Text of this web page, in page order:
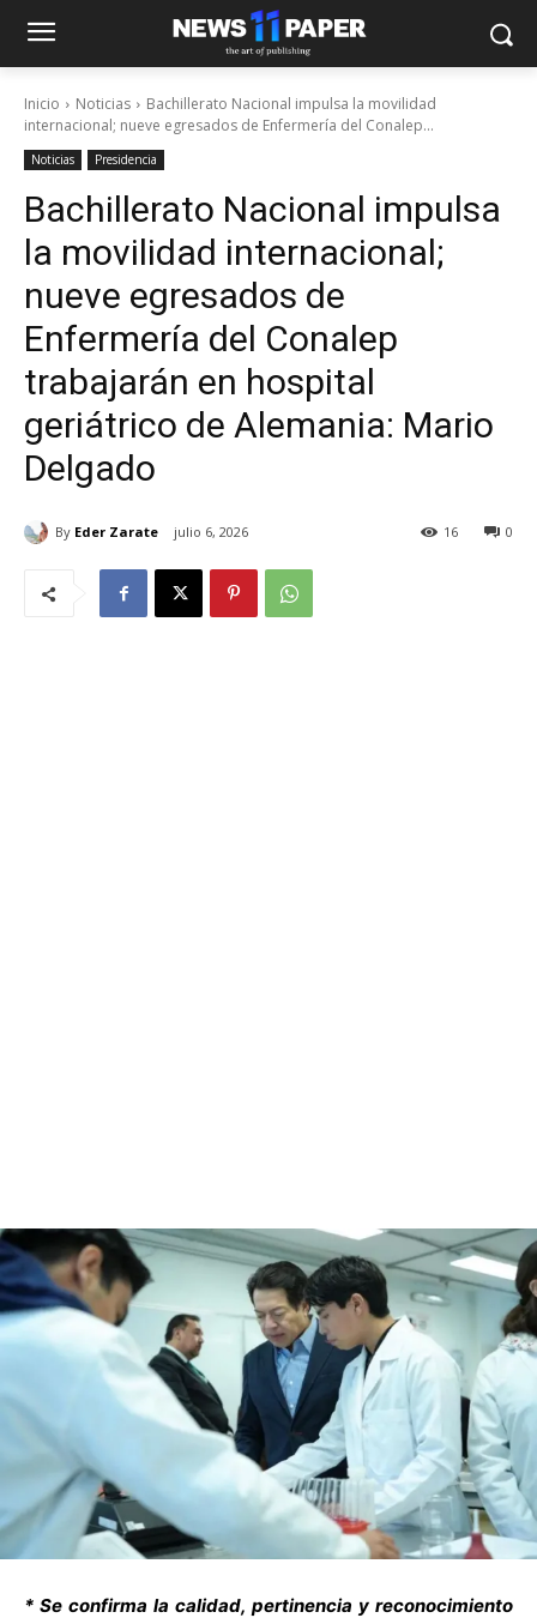
Inicio Noticias
Bachillerato Nacional impulsa la movilidad
internacional; nueve egresados de Enfermería del Conalep...
Noticias Presidencia
Bachillerato Nacional impulsa
la movilidad internacional;
nueve egresados de
Enfermería del Conalep
trabajarán en hospital
geriátrico de Alemania: Mario
Delgado
By Eder Zarate julio 6, 2026 0
16
* Se confirma la calidad, pertinencia y reconocimiento